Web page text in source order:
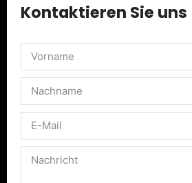
Kontaktieren Sie uns